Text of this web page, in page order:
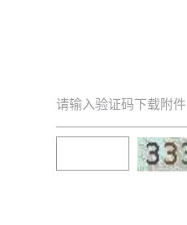
请输入验证码下载附件